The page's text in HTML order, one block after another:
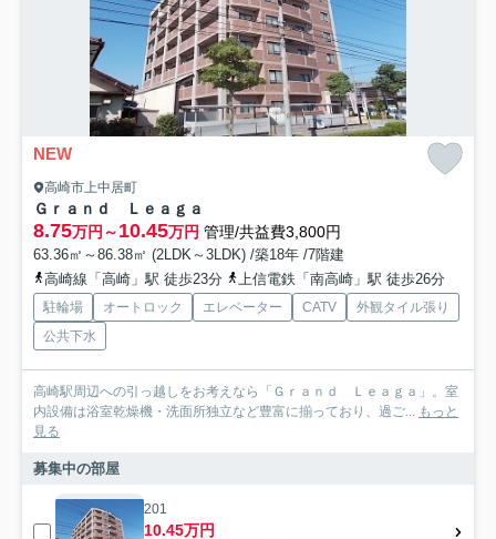
NEW
高崎市上中居町
Ｇｒａｎｄ Ｌｅａｇａ
8.75万円～10.45万円 管理/共益費3,800円
63.36㎡～86.38㎡ (2LDK～3LDK) /築18年 /7階建
高崎線「高崎」駅 徒歩23分
上信電鉄「南高崎」駅 徒歩26分
駐輪場 オートロック エレベーター CATV
外観タイル張り
公共下水
高崎駅周辺への引っ越しをお考えなら「Ｇｒａｎｄ Ｌｅａｇａ」。室
内設備は浴室乾燥機・洗面所独立など豊富に揃っており、過ご... もっと
見る
募集中の部屋
201
10.45万円